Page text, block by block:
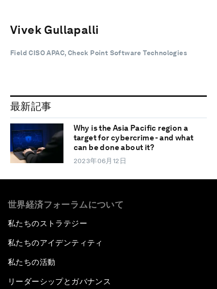
Vivek Gullapalli
Field CISO APAC, Check Point Software Technologies
最新記事
Why is the Asia Pacific region a
target for cybercrime - and what
can be done about it?
2023年06月12日
世界経済フォーラムについて
私たちのストラテジー
私たちのアイデンティティ
私たちの活動
リーダーシップとガバナンス